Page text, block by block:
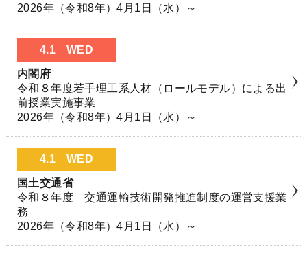
2026年（令和8年）4月1日（水）～
4.1 WED
内閣府
令和８年度若手理工系人材（ロールモデル）による出
前授業実施事業
2026年（令和8年）4月1日（水）～
4.1 WED
国土交通省
令和８年度 交通運輸技術開発推進制度の運営支援業
務
2026年（令和8年）4月1日（水）～